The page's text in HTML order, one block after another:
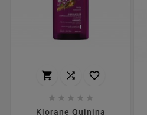
  
    
Klorane Quinina